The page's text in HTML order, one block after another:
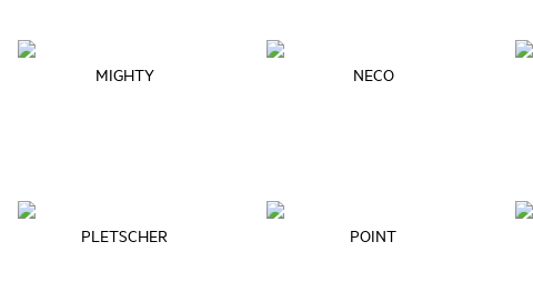
MIGHTY NECO
PLETSCHER POINT